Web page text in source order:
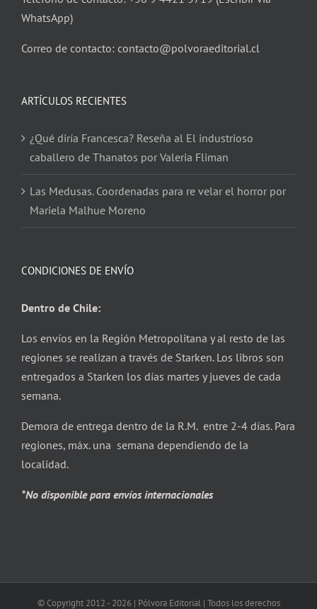
WhatsApp)
Correo de contacto: contacto@polvoraeditorial.cl
ARTÍCULOS RECIENTES
¿Qué diría Francesca? Reseña al El industrioso
caballero de Thanatos por Valeria Fliman
Las Medusas. Coordenadas para re velar el horror por
Mariela Malhue Moreno
CONDICIONES DE ENVÍO
Dentro de Chile:
Los envíos en la Región Metropolitana y al resto de las
regiones se realizan a través de Starken. Los libros son
entregados a Starken los días martes y jueves de cada
semana.
Demora de entrega dentro de la R.M. entre 2-4 días. Para
regiones, máx. una semana dependiendo de la
localidad.
*No disponible para envíos internacionales
© Copyright 2012 - 2026 | Pólvora Editorial | Todos los derechos